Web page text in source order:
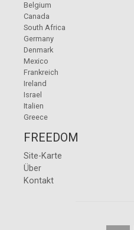
Belgium
Canada
South Africa
Germany
Denmark
Mexico
Frankreich
Ireland
Israel
Italien
Greece
FREEDOM
Site-Karte
Über
Kontakt